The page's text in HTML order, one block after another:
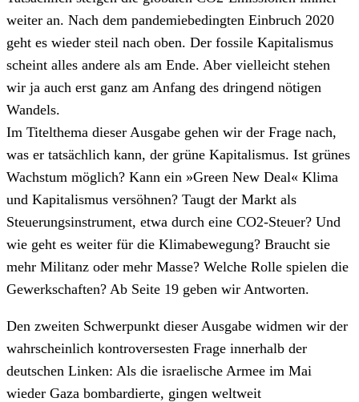
weiter an. Nach dem pandemiebedingten Einbruch 2020
geht es wieder steil nach oben. Der fossile Kapitalismus
scheint alles andere als am Ende. Aber vielleicht stehen
wir ja auch erst ganz am Anfang des dringend nötigen
Wandels.
Im Titelthema dieser Ausgabe gehen wir der Frage nach,
was er tatsächlich kann, der grüne Kapitalismus. Ist grünes
Wachstum möglich? Kann ein »Green New Deal« Klima
und Kapitalismus versöhnen? Taugt der Markt als
Steuerungsinstrument, etwa durch eine CO2-Steuer? Und
wie geht es weiter für die Klimabewegung? Braucht sie
mehr Militanz oder mehr Masse? Welche Rolle spielen die
Gewerkschaften? Ab Seite 19 geben wir Antworten.
Den zweiten Schwerpunkt dieser Ausgabe widmen wir der
wahrscheinlich kontroversesten Frage innerhalb der
deutschen Linken: Als die israelische Armee im Mai
wieder Gaza bombardierte, gingen weltweit